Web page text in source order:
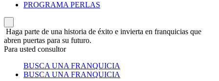
PROGRAMA PERLAS
Haga parte de una historia de éxito e invierta en franquicias que
abren puertas para su futuro.
Para usted consultor
BUSCA UNA FRANQUICIA
BUSCA UNA FRANQUICIA